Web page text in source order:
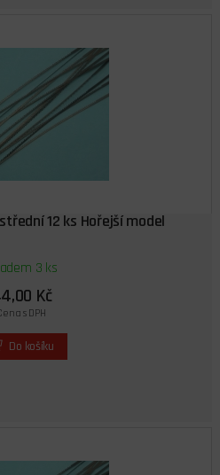
12 ks Hořejší model
3 ks
Kč
s DPH
Do košíku